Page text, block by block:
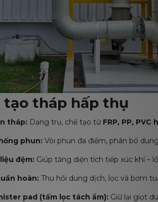
tạo tháp hấp thụ
tháp: Dạng trụ, chế tạo từ FRP, PP,
phun: Vòi phun đa điểm, phân bố
đệm: Giúp tăng diện tích tiếp xúc khí –
hoàn: Thu hồi dung dịch, lọc và bơm
pad (tấm lọc tách ẩm): Giữ lại giọt